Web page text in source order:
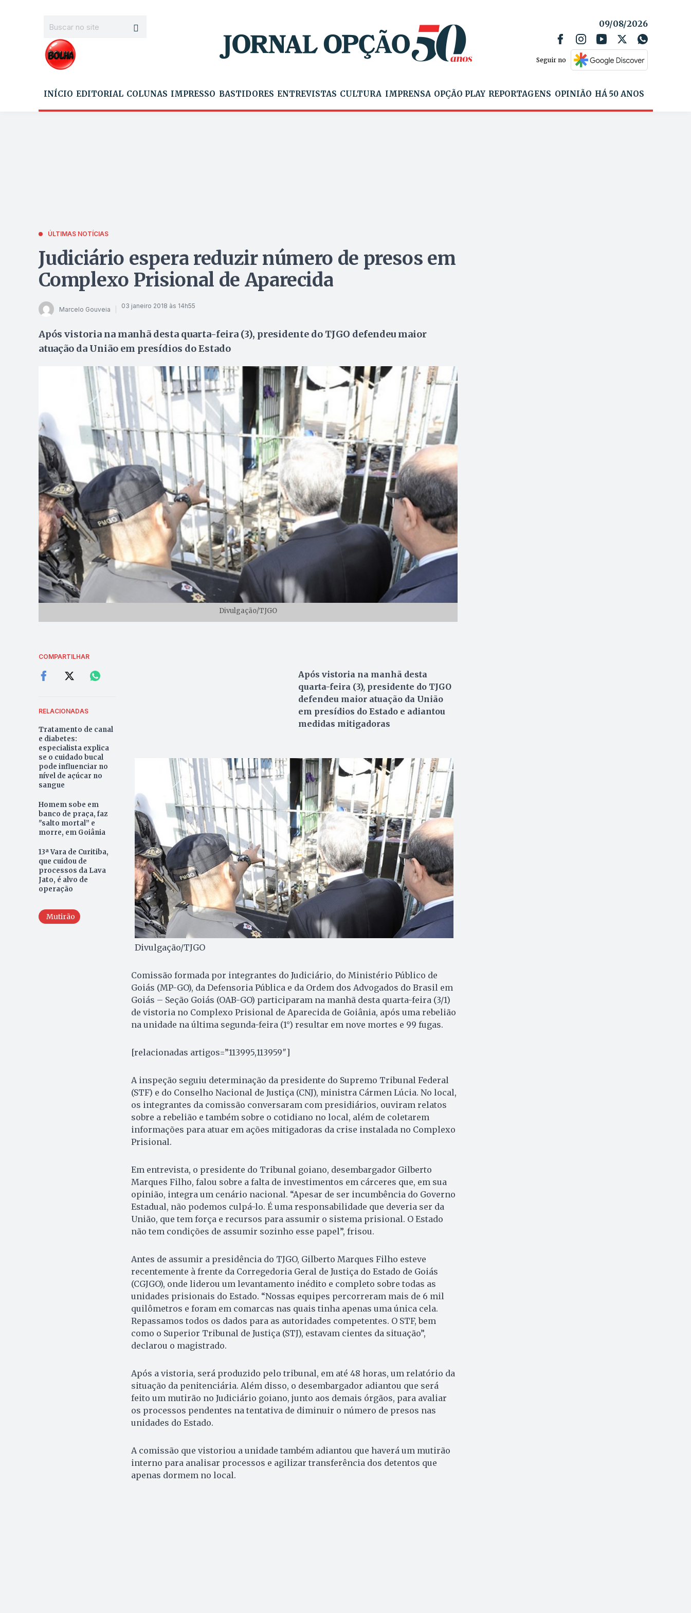
09/08/2026
Seguir no
INÍCIO EDITORIAL COLUNAS IMPRESSO BASTIDORES ENTREVISTAS CULTURA IMPRENSA OPÇÃO PLAY REPORTAGENS OPINIÃO HÁ 50 ANOS
ÚLTIMAS NOTÍCIAS
Judiciário espera reduzir número de presos em
Complexo Prisional de Aparecida
Marcelo Gouveia 03 janeiro 2018 às 14h55
Após vistoria na manhã desta quarta-feira (3), presidente do TJGO defendeu maior
atuação da União em presídios do Estado
Divulgação/TJGO
COMPARTILHAR
RELACIONADAS
Tratamento de canal
e diabetes:
especialista explica
se o cuidado bucal
pode influenciar no
nível de açúcar no
sangue
Homem sobe em
banco de praça, faz
"salto mortal” e
morre, em Goiânia
13ª Vara de Curitiba,
que cuidou de
processos da Lava
Jato, é alvo de
operação
Mutirão
Após vistoria na manhã desta
quarta-feira (3), presidente do TJGO
defendeu maior atuação da União
em presídios do Estado e adiantou
medidas mitigadoras
Divulgação/TJGO
Comissão formada por integrantes do Judiciário, do Ministério Público de
Goiás (MP-GO), da Defensoria Pública e da Ordem dos Advogados do Brasil em
Goiás – Seção Goiás (OAB-GO) participaram na manhã desta quarta-feira (3/1)
de vistoria no Complexo Prisional de Aparecida de Goiânia, após uma rebelião
na unidade na última segunda-feira (1°) resultar em nove mortes e 99 fugas.
[relacionadas artigos=”113995,113959″]
A inspeção seguiu determinação da presidente do Supremo Tribunal Federal
(STF) e do Conselho Nacional de Justiça (CNJ), ministra Cármen Lúcia. No local,
os integrantes da comissão conversaram com presidiários, ouviram relatos
sobre a rebelião e também sobre o cotidiano no local, além de coletarem
informações para atuar em ações mitigadoras da crise instalada no Complexo
Prisional.
Em entrevista, o presidente do Tribunal goiano, desembargador Gilberto
Marques Filho, falou sobre a falta de investimentos em cárceres que, em sua
opinião, integra um cenário nacional. “Apesar de ser incumbência do Governo
Estadual, não podemos culpá-lo. É uma responsabilidade que deveria ser da
União, que tem força e recursos para assumir o sistema prisional. O Estado
não tem condições de assumir sozinho esse papel”, frisou.
Antes de assumir a presidência do TJGO, Gilberto Marques Filho esteve
recentemente à frente da Corregedoria Geral de Justiça do Estado de Goiás
(CGJGO), onde liderou um levantamento inédito e completo sobre todas as
unidades prisionais do Estado. “Nossas equipes percorreram mais de 6 mil
quilômetros e foram em comarcas nas quais tinha apenas uma única cela.
Repassamos todos os dados para as autoridades competentes. O STF, bem
como o Superior Tribunal de Justiça (STJ), estavam cientes da situação”,
declarou o magistrado.
Após a vistoria, será produzido pelo tribunal, em até 48 horas, um relatório da
situação da penitenciária. Além disso, o desembargador adiantou que será
feito um mutirão no Judiciário goiano, junto aos demais órgãos, para avaliar
os processos pendentes na tentativa de diminuir o número de presos nas
unidades do Estado.
A comissão que vistoriou a unidade também adiantou que haverá um mutirão
interno para analisar processos e agilizar transferência dos detentos que
apenas dormem no local.